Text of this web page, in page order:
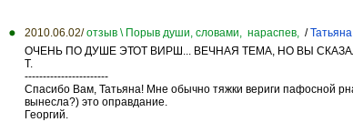
2010.06.02/ отзыв \ Порыв души, словами, нараспев, /Татьяна
ОЧЕНЬ ПО ДУШЕ ЭТОТ ВИРШ... ВЕЧНАЯ ТЕМА, НО ВЫ
Т.
-----------------------
Спасибо Вам, Татьяна! Мне обычно тяжки вериги пафосной
вынесла?) это оправдание.
Георгий.